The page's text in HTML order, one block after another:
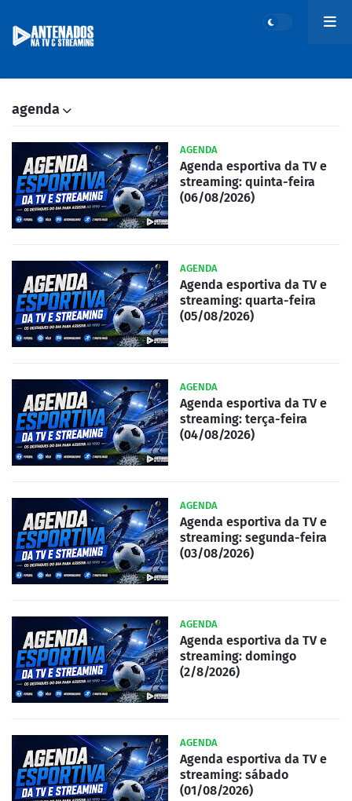
agenda
AGENDA
Agenda esportiva da TV e
streaming: quinta-feira
(06/08/2026)
AGENDA
Agenda esportiva da TV e
streaming: quarta-feira
(05/08/2026)
AGENDA
Agenda esportiva da TV e
streaming: terça-feira
(04/08/2026)
AGENDA
Agenda esportiva da TV e
streaming: segunda-feira
(03/08/2026)
AGENDA
Agenda esportiva da TV e
streaming: domingo
(2/8/2026)
AGENDA
Agenda esportiva da TV e
streaming: sábado
(01/08/2026)